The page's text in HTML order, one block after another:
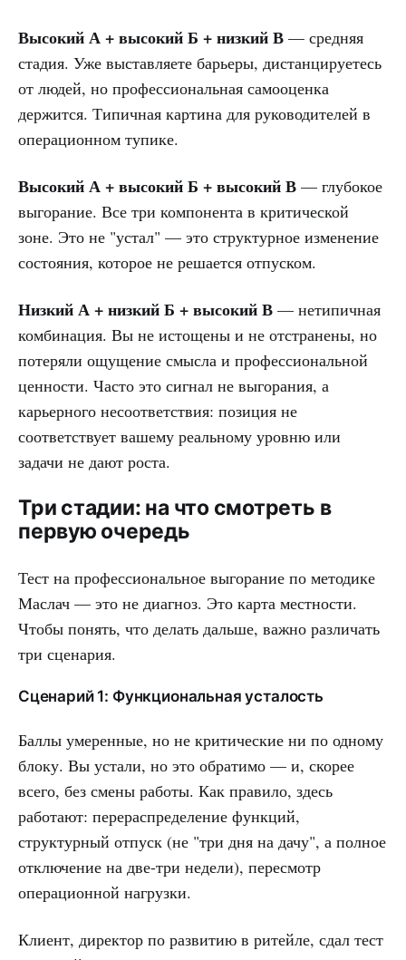
Высокий А + высокий Б + низкий В — средняя
стадия. Уже выставляете барьеры, дистанцируетесь
от людей, но профессиональная самооценка
держится. Типичная картина для руководителей в
операционном тупике.
Высокий А + высокий Б + высокий В — глубокое
выгорание. Все три компонента в критической
зоне. Это не "устал" — это структурное изменение
состояния, которое не решается отпуском.
Низкий А + низкий Б + высокий В — нетипичная
комбинация. Вы не истощены и не отстранены, но
потеряли ощущение смысла и профессиональной
ценности. Часто это сигнал не выгорания, а
карьерного несоответствия: позиция не
соответствует вашему реальному уровню или
задачи не дают роста.
Три стадии: на что смотреть в
первую очередь
Тест на профессиональное выгорание по методике
Маслач — это не диагноз. Это карта местности.
Чтобы понять, что делать дальше, важно различать
три сценария.
Сценарий 1: Функциональная усталость
Баллы умеренные, но не критические ни по одному
блоку. Вы устали, но это обратимо — и, скорее
всего, без смены работы. Как правило, здесь
работают: перераспределение функций,
структурный отпуск (не "три дня на дачу", а полное
отключение на две-три недели), пересмотр
операционной нагрузки.
Клиент, директор по развитию в ритейле, сдал тест